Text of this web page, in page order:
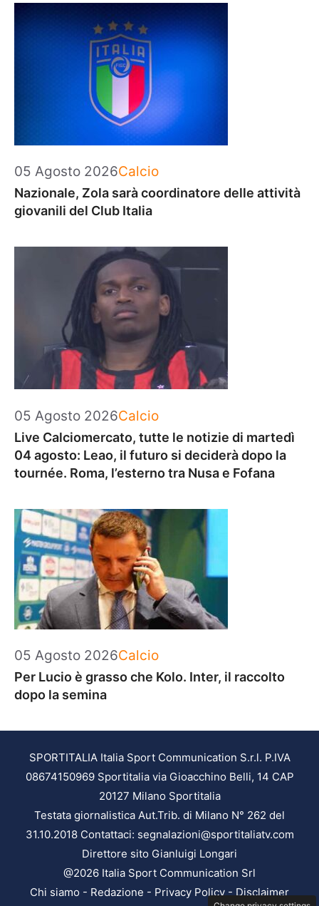
05 Agosto 2026Categorie
Calcio
Nazionale, Zola sarà coordinatore delle attività
giovanili del Club Italia
05 Agosto 2026Categorie
Calcio
Live Calciomercato, tutte le notizie di martedì
04 agosto: Leao, il futuro si deciderà dopo la
tournée. Roma, l’esterno tra Nusa e Fofana
05 Agosto 2026Categorie
Calcio
Per Lucio è grasso che Kolo. Inter, il raccolto
dopo la semina
SPORTITALIA Italia Sport Communication S.r.l. P.IVA
08674150969 Sportitalia via Gioacchino Belli, 14 CAP
20127 Milano Sportitalia
Testata giornalistica Aut.Trib. di Milano N° 262 del
31.10.2018 Contattaci: segnalazioni@sportitaliatv.com
Direttore sito Gianluigi Longari
@2026 Italia Sport Communication Srl
Chi siamo - Redazione - Privacy Policy-Disclaimer